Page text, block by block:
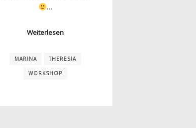
…
Weiterlesen
MARINA THERESIA
WORKSHOP